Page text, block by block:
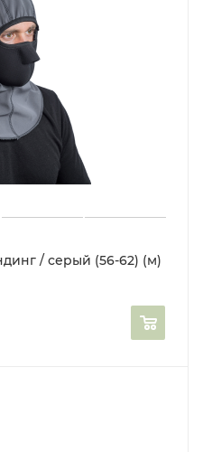
/ серый (56-62) (м)